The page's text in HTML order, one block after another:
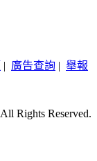
| 廣告查詢 | 舉報
Rights Reserved.